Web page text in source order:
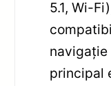
5.1, Wi-
navigație
principal